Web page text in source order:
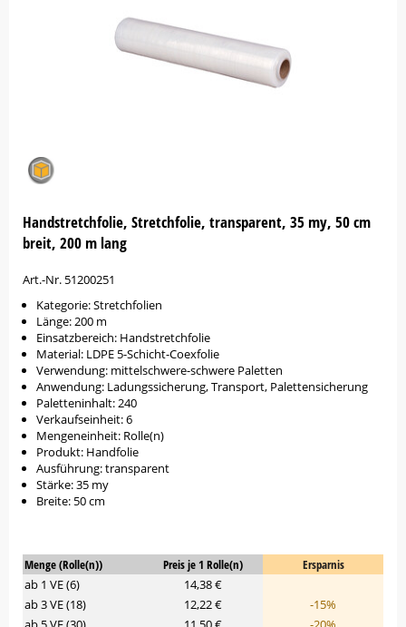
Handstretchfolie, Stretchfolie, transparent, 35 my, 50 cm
breit, 200 m lang
Art.-Nr. 51200251
Kategorie: Stretchfolien
Länge: 200 m
Einsatzbereich: Handstretchfolie
Material: LDPE 5-Schicht-Coexfolie
Verwendung: mittelschwere-schwere Paletten
Anwendung: Ladungssicherung, Transport, Palettensicherung
Paletteninhalt: 240
Verkaufseinheit: 6
Mengeneinheit: Rolle(n)
Produkt: Handfolie
Ausführung: transparent
Stärke: 35 my
Breite: 50 cm
Menge (Rolle(n)) Preis je 1 Rolle(n)
Ersparnis
ab 1 VE (6)
14,38 €
ab 3 VE (18)
12,22 €
-15%